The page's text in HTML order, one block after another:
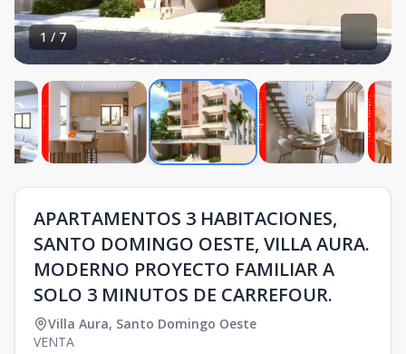
1/7
APARTAMENTOS 3 HABITACIONES,
SANTO DOMINGO OESTE, VILLA AURA.
MODERNO PROYECTO FAMILIAR A
SOLO 3 MINUTOS DE CARREFOUR.
Villa Aura, Santo Domingo Oeste
VENTA